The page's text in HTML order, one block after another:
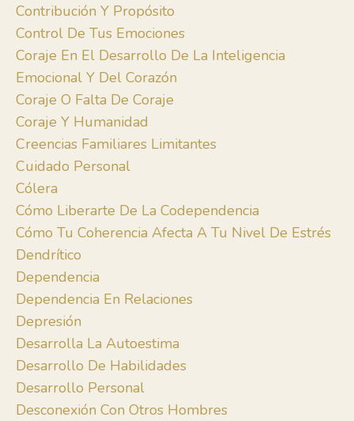
Contribución Y Propósito
Control De Tus Emociones
Coraje En El Desarrollo De La Inteligencia
Emocional Y Del Corazón
Coraje O Falta De Coraje
Coraje Y Humanidad
Creencias Familiares Limitantes
Cuidado Personal
Cólera
Cómo Liberarte De La Codependencia
Cómo Tu Coherencia Afecta A Tu Nivel De Estrés
Dendrítico
Dependencia
Dependencia En Relaciones
Depresión
Desarrolla La Autoestima
Desarrollo De Habilidades
Desarrollo Personal
Desconexión Con Otros Hombres